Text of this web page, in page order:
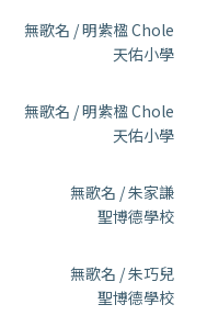
無歌名 / 明紫楹 Chole
天佑小學
無歌名 / 明紫楹 Chole
天佑小學
無歌名 / 朱家謙
聖博德學校
無歌名 / 朱巧兒
聖博德學校